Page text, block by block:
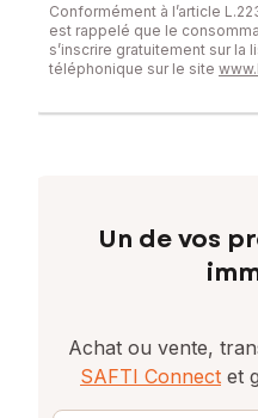
Conformément à l’article
est rappelé que le
s’inscrire gratuitement sur la
téléphonique sur le site
Un de vos
Achat ou vente,
SAFTI Connect et